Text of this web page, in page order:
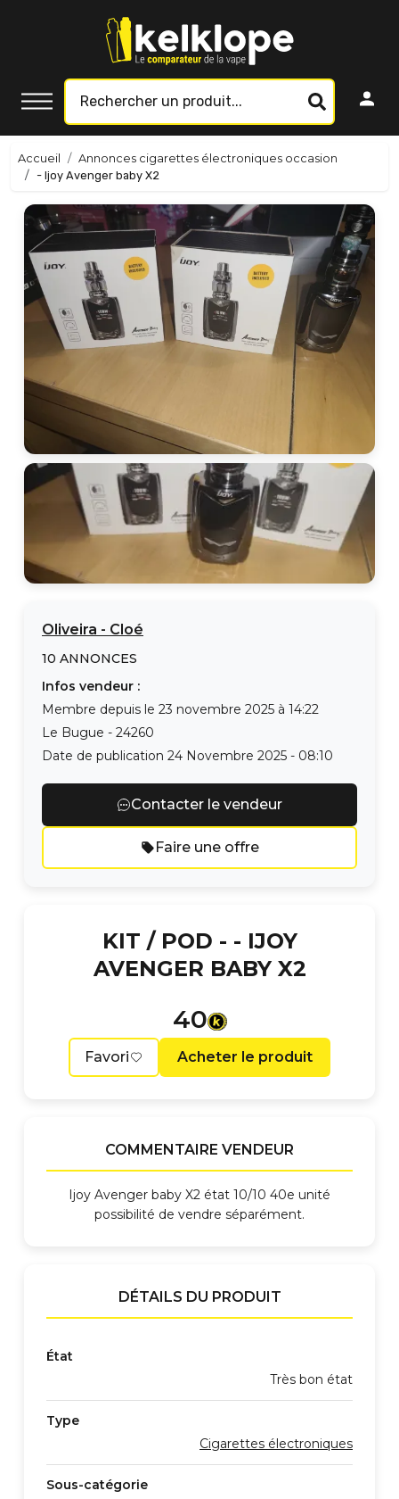
Accueil
Annonces cigarettes électroniques occasion
- Ijoy Avenger baby X2
Oliveira - Cloé
10 ANNONCES
Infos vendeur :
Membre depuis le 23 novembre 2025 à 14:22
Le Bugue - 24260
Date de publication 24 Novembre 2025 - 08:10
Contacter le vendeur
Faire une offre
KIT / POD - - IJOY
AVENGER BABY X2
40
Favori Acheter le produit
COMMENTAIRE VENDEUR
Ijoy Avenger baby X2 état 10/10 40e unité
possibilité de vendre séparément.
DÉTAILS DU PRODUIT
État
Très bon état
Type
Cigarettes électroniques
Sous-catégorie